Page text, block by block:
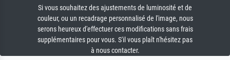
Si vous souhaitez des ajustements de luminosité et de
couleur, ou un recadrage personnalisé de l'image, nous
serons heureux d'effectuer ces modifications sans frais
supplémentaires pour vous. S'il vous plaît n'hésitez pas
à nous contacter.